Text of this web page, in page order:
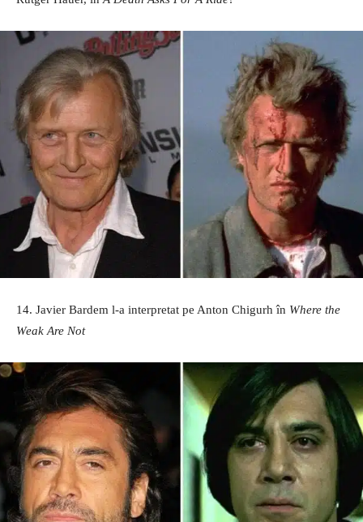
14. Javier Bardem l-a interpretat pe Anton Chigurh în Where the
Weak Are Not